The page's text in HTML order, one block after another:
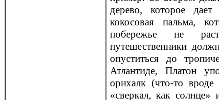
дeрево, которое
кокосовая пальма,
побережье не
путешественники
опуститься до
Атлантидe, Платон
орихалк (что-то
«сверкал, как